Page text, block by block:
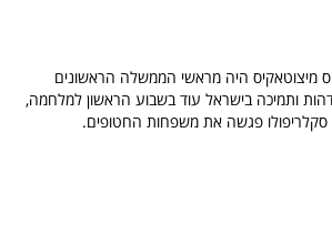
מיצוטאקיס היה מראשי הממשלה הראשונים
ותמיכה בישראל עוד בשבוע הראשון למלחמה,
פגשה את משפחות החטופים.